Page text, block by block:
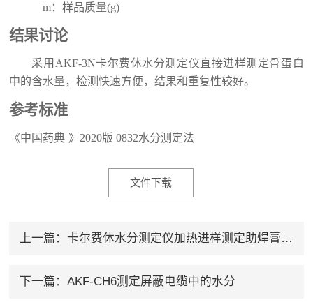
m：样品质量(g)
结果讨论
采用 AKF-3N卡尔费休水分测定仪直接进样测定骨蛋白
中的含水量，检测快速方便，结果和重复性较好。
参考标准
《中国药典 》 2020版0832水分测定法
文件下载
上一篇： 卡尔费休水分测定仪加热进样测定助焊膏中的水分
下一篇： AKF-CH6测定屏蔽电缆中的水分